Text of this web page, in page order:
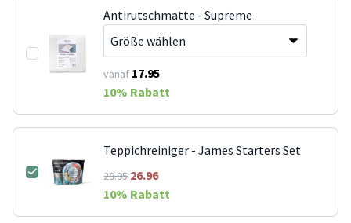
Antirutschmatte - Supreme
vanaf 17.95
10% Rabatt
Teppichreiniger - James Starters Set
29.9526.96
10% Rabatt